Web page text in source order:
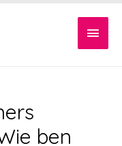
ben